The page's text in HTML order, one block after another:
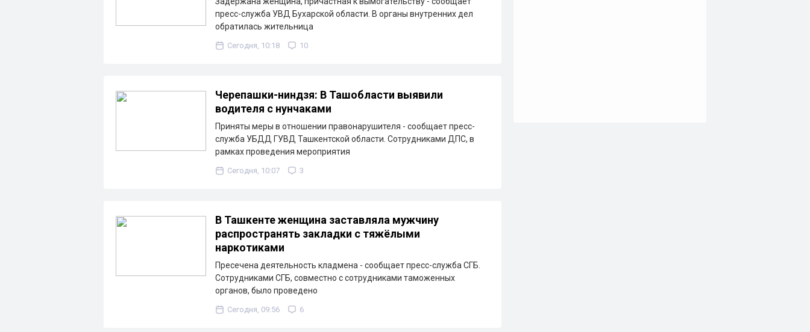
пресс-служба УВД Бухарской области. В органы внутренних дел
обратилась жительница
Сегодня, 10:18 10
Черепашки-ниндзя: В Ташобласти выявили
водителя с нунчаками
Приняты меры в отношении правонарушителя - сообщает пресс-
служба УБДД ГУВД Ташкентской области. Сотрудниками ДПС, в
рамках проведения мероприятия
Сегодня, 10:07 3
В Ташкенте женщина заставляла мужчину
распространять закладки с тяжёлыми
наркотиками
Пресечена деятельность кладмена - сообщает пресс-служба СГБ.
Сотрудниками СГБ, совместно с сотрудниками таможенных
органов, было проведено
Сегодня, 09:56 6